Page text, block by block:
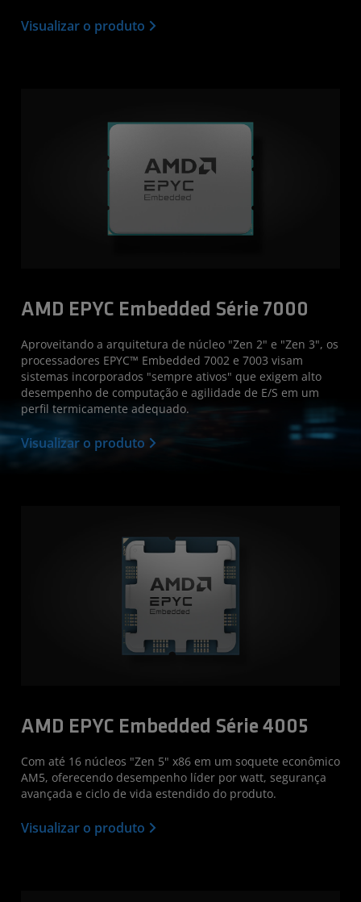
Visualizar o produto
AMD EPYC Embedded Série 7000
Aproveitando a arquitetura de núcleo "Zen 2" e "Zen 3", os
processadores EPYC™ Embedded 7002 e 7003 visam
sistemas incorporados "sempre ativos" que exigem alto
desempenho de computação e agilidade de E/S em um
perfil termicamente adequado.
Visualizar o produto
AMD EPYC Embedded Série 4005
Com até 16 núcleos "Zen 5" x86 em um soquete econômico
AM5, oferecendo desempenho líder por watt, segurança
avançada e ciclo de vida estendido do produto.
Visualizar o produto